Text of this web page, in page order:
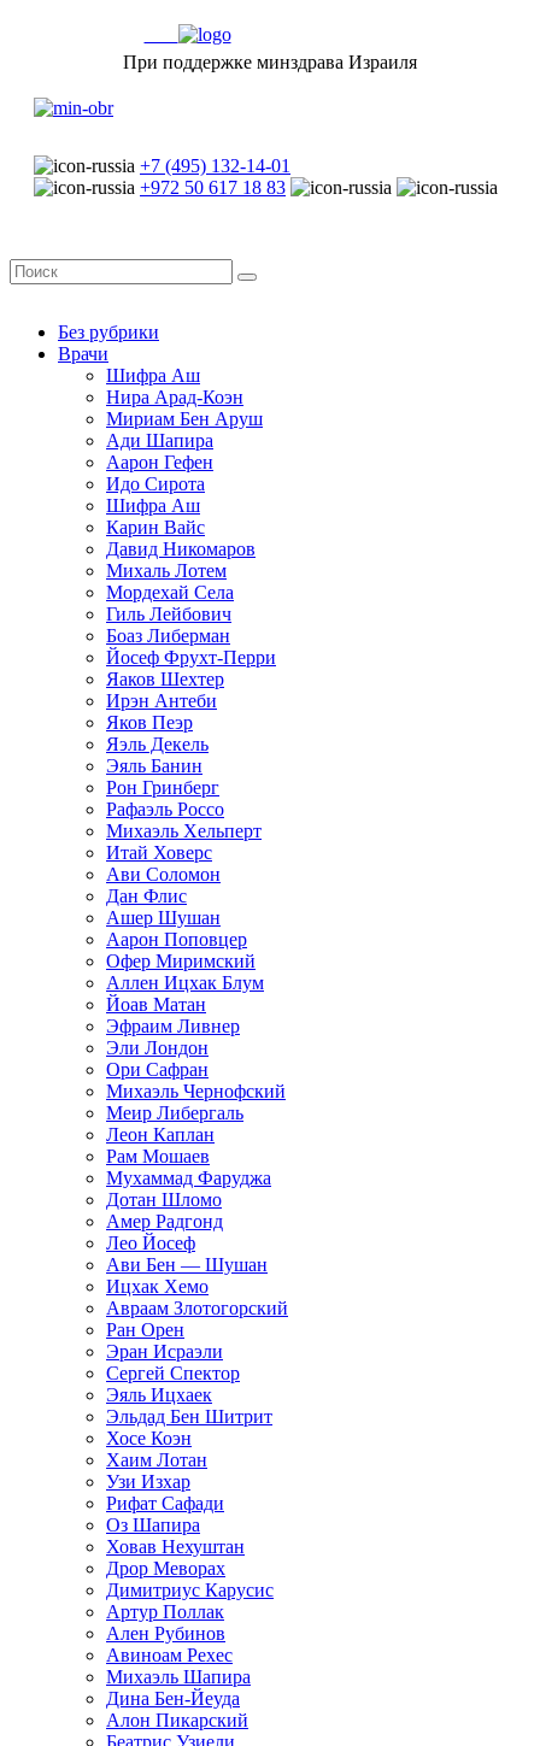
При поддержке минздрава Израиля
+7 (495) 132-14-01
+972 50 617 18 83
Без рубрики
Врачи
Шифра Аш
Нира Арад-Коэн
Мириам Бен Аруш
Ади Шапира
Аарон Гефен
Идо Сирота
Шифра Аш
Карин Вайс
Давид Никомаров
Михаль Лотем
Мордехай Села
Гиль Лейбович
Боаз Либерман
Йосеф Фрухт-Перри
Яаков Шехтер
Ирэн Антеби
Яков Пеэр
Яэль Декель
Эяль Банин
Рон Гринберг
Рафаэль Россо
Михаэль Хельперт
Итай Ховерс
Ави Соломон
Дан Флис
Ашер Шушан
Аарон Поповцер
Офер Миримский
Аллен Ицхак Блум
Йоав Матан
Эфраим Ливнер
Эли Лондон
Ори Сафран
Михаэль Чернофский
Меир Либергаль
Леон Каплан
Рам Мошаев
Мухаммад Фаруджа
Дотан Шломо
Амер Радгонд
Лео Йосеф
Ави Бен — Шушан
Ицхак Хемо
Авраам Злотогорский
Ран Орен
Эран Исраэли
Сергей Спектор
Эяль Ицхаек
Эльдад Бен Шитрит
Хосе Коэн
Хаим Лотан
Узи Изхар
Рифат Сафади
Оз Шапира
Ховав Нехуштан
Дрор Меворах
Димитриус Карусис
Артур Поллак
Ален Рубинов
Авиноам Рехес
Михаэль Шапира
Дина Бен-Йеуда
Алон Пикарский
Беатрис Узиели